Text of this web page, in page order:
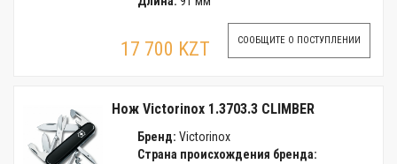
17 700 KZT СООБЩИТЕ О ПОСТУПЛЕНИИ
Нож Victorinox 1.3703.3 CLIMBER
Бренд: Victorinox
Страна происхождения бренда: